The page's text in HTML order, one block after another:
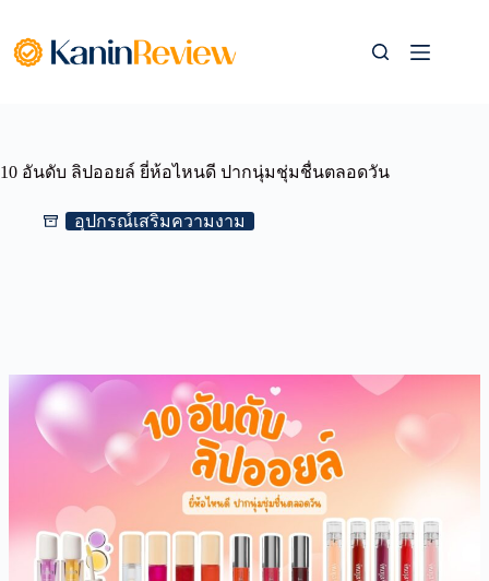
content
10 อันดับ ลิปออยล์ ยี่ห้อไหนดี ปากนุ่มชุ่มชื่นตลอดวัน
อุปกรณ์เสริมความงาม